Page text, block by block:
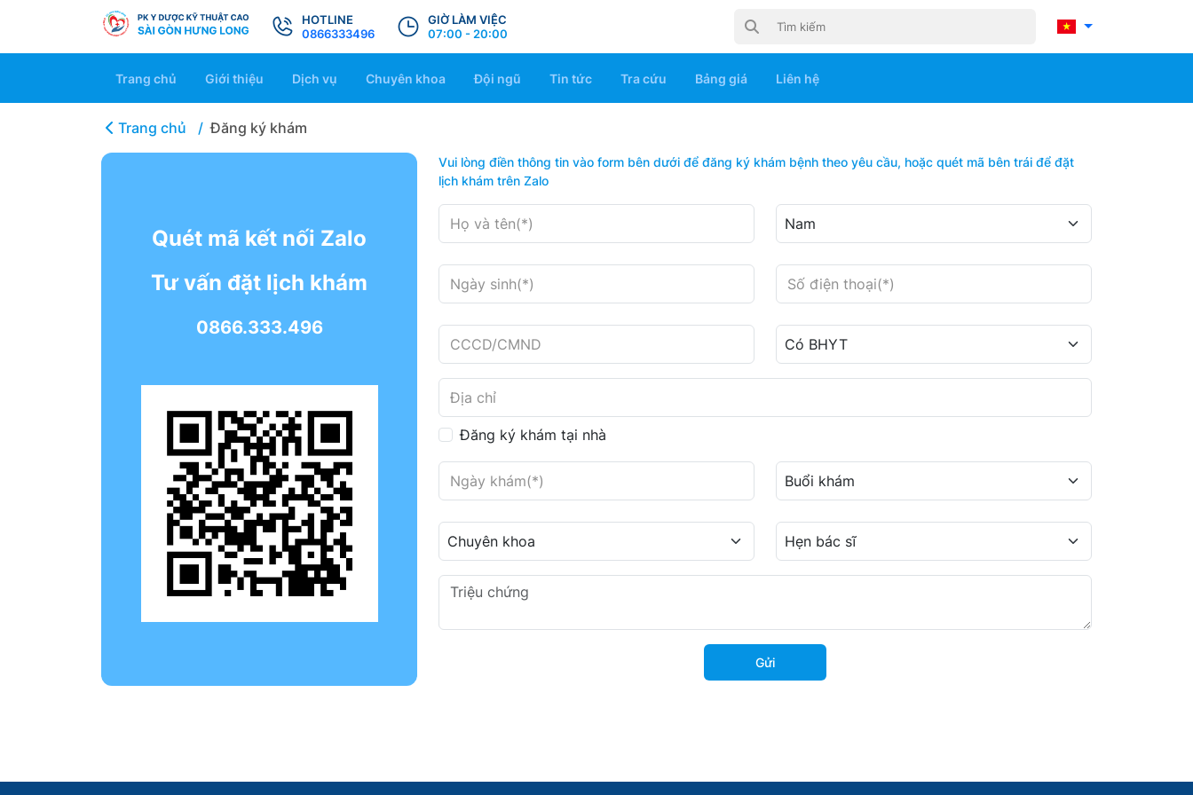
HOTLINE
0866333496
GIỜ LÀM VIỆC
07:00 - 20:00
Tìm
Trang chủ Giới thiệu Dịch vụ Chuyên khoa Đội ngũ Tin tức Tra cứu Bảng giá Liên hệ
Trang chủ Đăng ký khám
Quét mã kết nối Zalo
Tư vấn đặt lịch khám
0866.333.496
Vui lòng điền thông tin vào form bên dưới để đăng ký khám bệnh theo yêu cầu, hoặc quét mã bên trái để đặt
lịch khám trên Zalo
Đăng ký khám tại nhà
Gửi